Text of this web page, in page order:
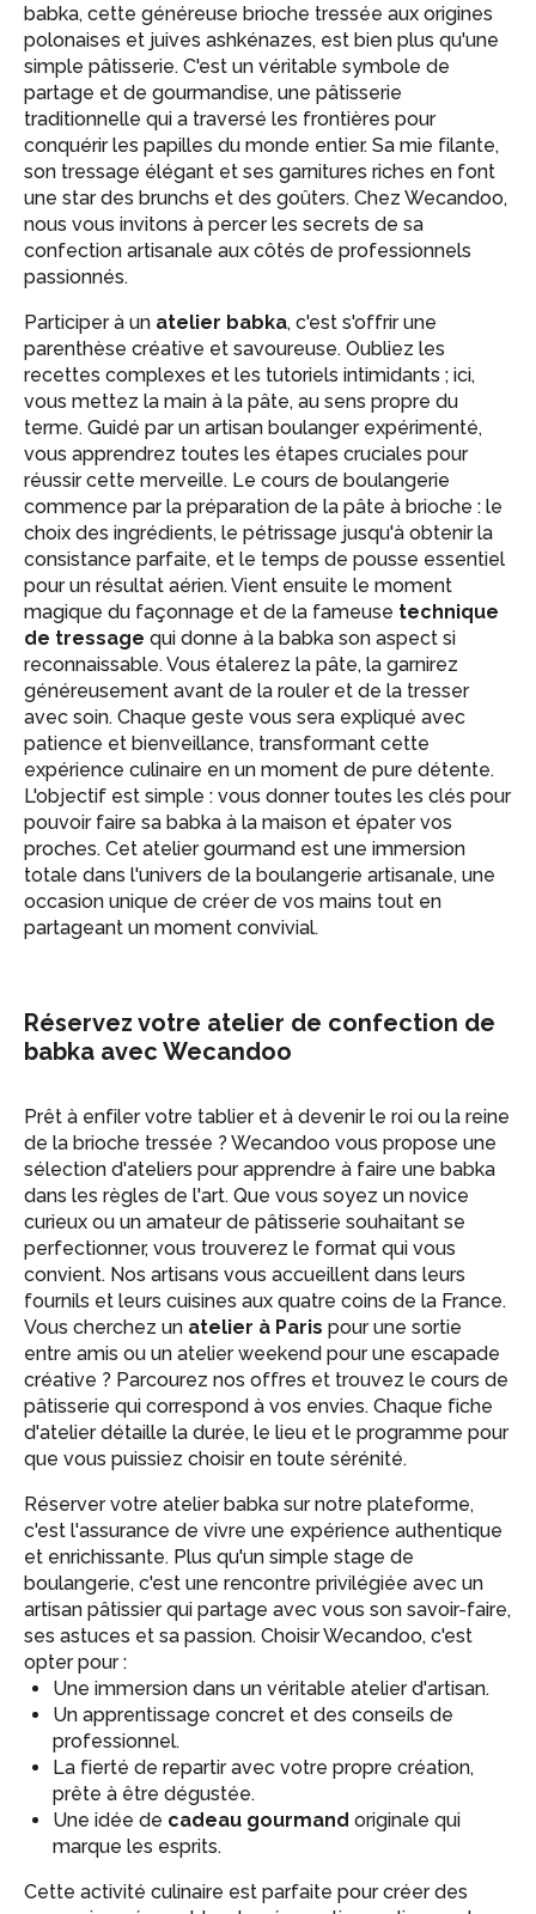
babka, cette généreuse brioche tressée aux origines
polonaises et juives ashkénazes, est bien plus qu'une
simple pâtisserie. C'est un véritable symbole de
partage et de gourmandise, une pâtisserie
traditionnelle qui a traversé les frontières pour
conquérir les papilles du monde entier. Sa mie filante,
son tressage élégant et ses garnitures riches en font
une star des brunchs et des goûters. Chez Wecandoo,
nous vous invitons à percer les secrets de sa
confection artisanale aux côtés de professionnels
passionnés.
Participer à un atelier babka, c'est s'offrir une
parenthèse créative et savoureuse. Oubliez les
recettes complexes et les tutoriels intimidants ; ici,
vous mettez la main à la pâte, au sens propre du
terme. Guidé par un artisan boulanger expérimenté,
vous apprendrez toutes les étapes cruciales pour
réussir cette merveille. Le cours de boulangerie
commence par la préparation de la pâte à brioche : le
choix des ingrédients, le pétrissage jusqu'à obtenir la
consistance parfaite, et le temps de pousse essentiel
pour un résultat aérien. Vient ensuite le moment
magique du façonnage et de la fameuse technique
de tressage qui donne à la babka son aspect si
reconnaissable. Vous étalerez la pâte, la garnirez
généreusement avant de la rouler et de la tresser
avec soin. Chaque geste vous sera expliqué avec
patience et bienveillance, transformant cette
expérience culinaire en un moment de pure détente.
L'objectif est simple : vous donner toutes les clés pour
pouvoir faire sa babka à la maison et épater vos
proches. Cet atelier gourmand est une immersion
totale dans l'univers de la boulangerie artisanale, une
occasion unique de créer de vos mains tout en
partageant un moment convivial.
Réservez votre atelier de confection de
babka avec Wecandoo
Prêt à enfiler votre tablier et à devenir le roi ou la reine
de la brioche tressée ? Wecandoo vous propose une
sélection d'ateliers pour apprendre à faire une babka
dans les règles de l'art. Que vous soyez un novice
curieux ou un amateur de pâtisserie souhaitant se
perfectionner, vous trouverez le format qui vous
convient. Nos artisans vous accueillent dans leurs
fournils et leurs cuisines aux quatre coins de la France.
Vous cherchez un atelier à Paris pour une sortie
entre amis ou un atelier weekend pour une escapade
créative ? Parcourez nos offres et trouvez le cours de
pâtisserie qui correspond à vos envies. Chaque fiche
d'atelier détaille la durée, le lieu et le programme pour
que vous puissiez choisir en toute sérénité.
Réserver votre atelier babka sur notre plateforme,
c'est l'assurance de vivre une expérience authentique
et enrichissante. Plus qu'un simple stage de
boulangerie, c'est une rencontre privilégiée avec un
artisan pâtissier qui partage avec vous son savoir-faire,
ses astuces et sa passion. Choisir Wecandoo, c'est
opter pour :
Une immersion dans un véritable atelier d'artisan.
Un apprentissage concret et des conseils de
professionnel.
La fierté de repartir avec votre propre création,
prête à être dégustée.
Une idée de cadeau gourmand originale qui
marque les esprits.
Cette activité culinaire est parfaite pour créer des